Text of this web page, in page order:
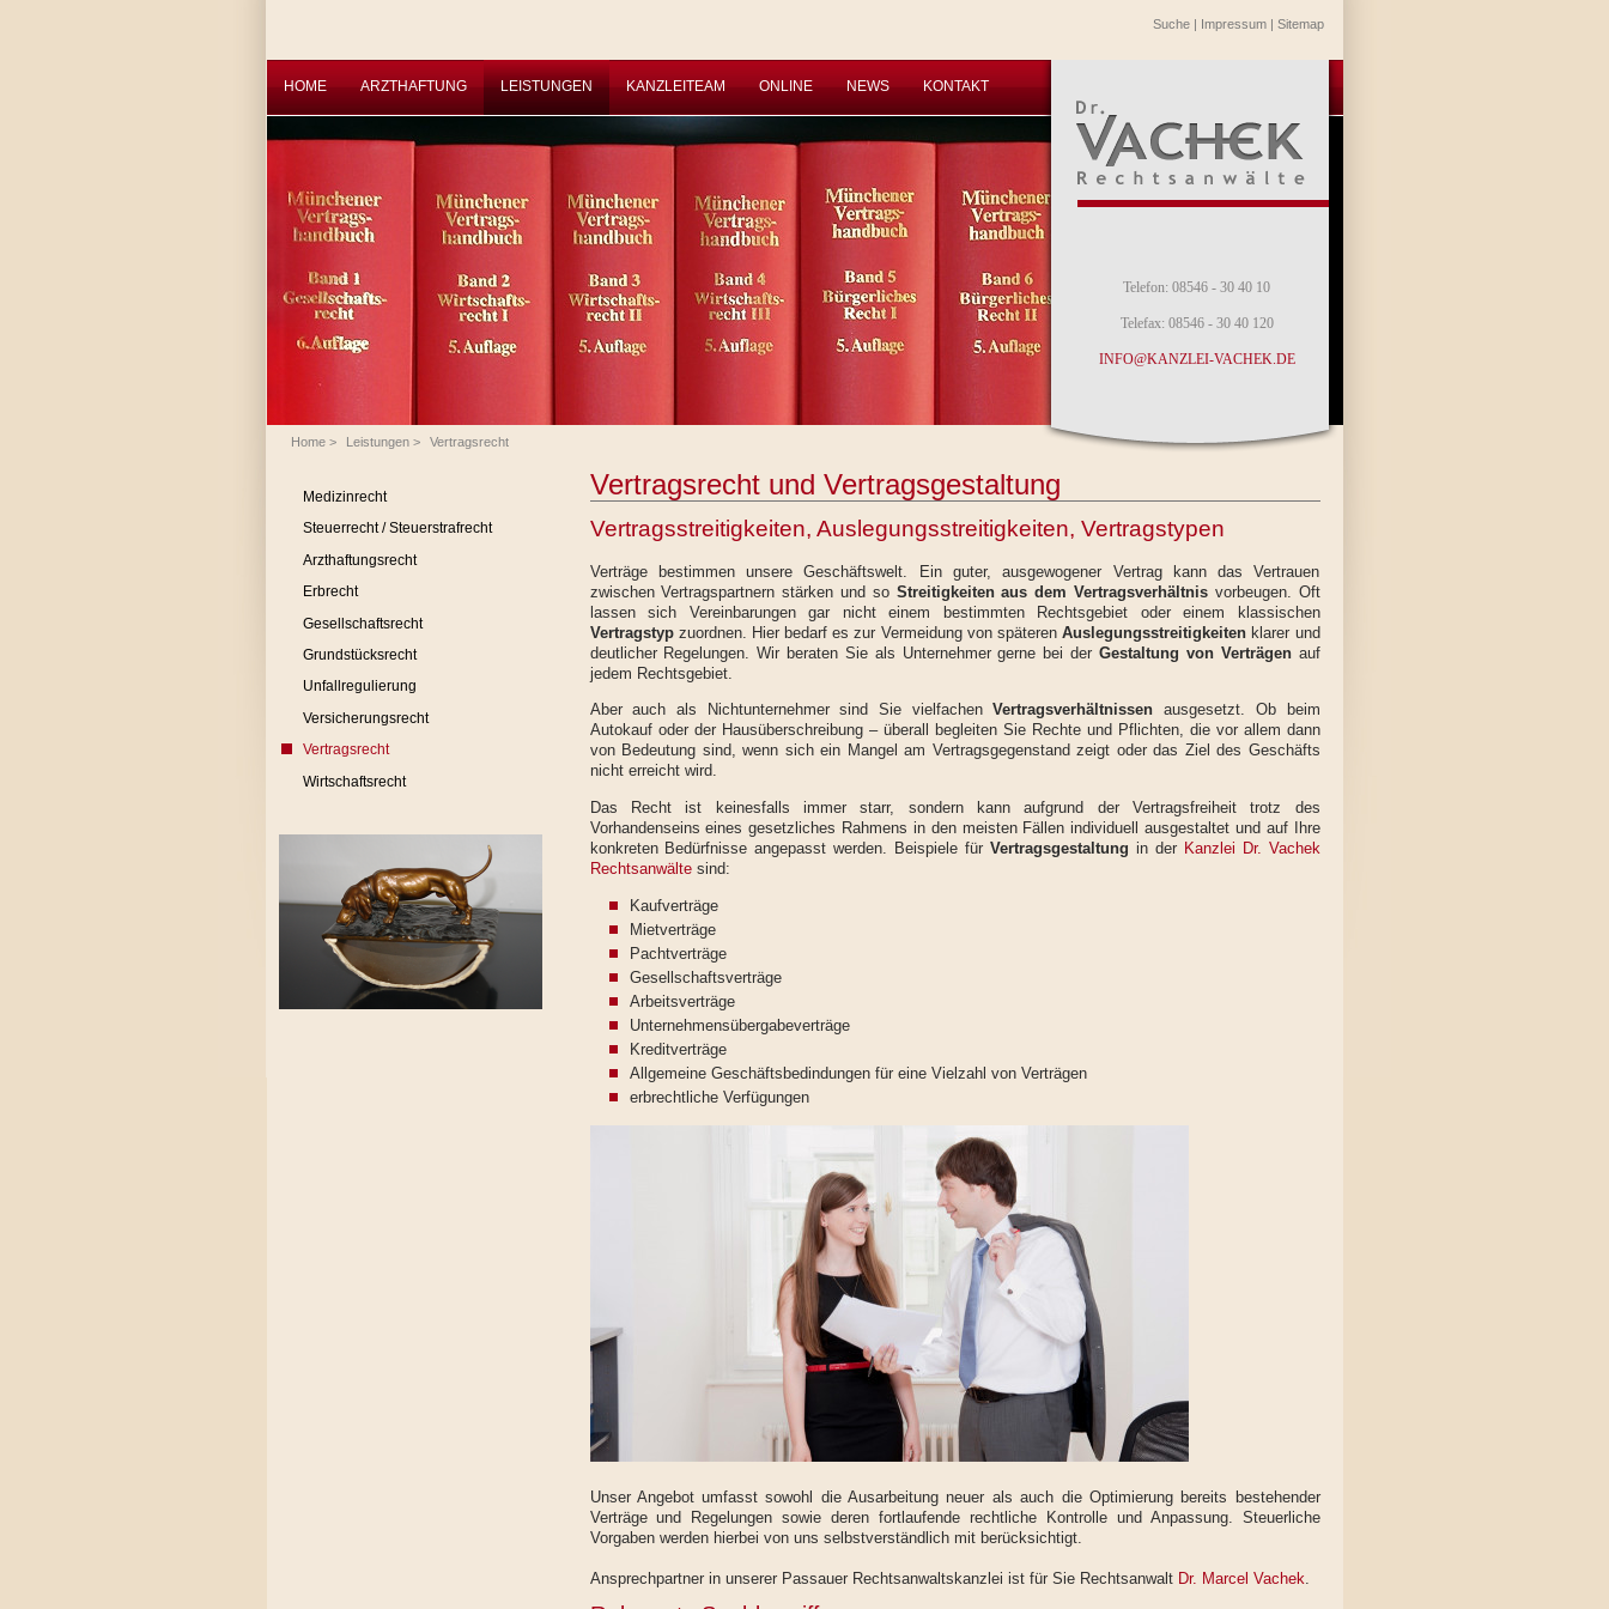
Suche| Impressum| Sitemap
HOME ARZTHAFTUNG LEISTUNGEN KANZLEITEAM ONLINE NEWS KONTAKT
Telefon: 08546 - 30 40 10
Telefax: 08546 - 30 40 120
INFO@KANZLEI-VACHEK.DE
Home> Leistungen> Vertragsrecht
Medizinrecht
Steuerrecht / Steuerstrafrecht
Arzthaftungsrecht
Erbrecht
Gesellschaftsrecht
Grundstücksrecht
Unfallregulierung
Versicherungsrecht
Vertragsrecht
Wirtschaftsrecht
Vertragsrecht und Vertragsgestaltung
Vertragsstreitigkeiten, Auslegungsstreitigkeiten, Vertragstypen
Verträge bestimmen unsere Geschäftswelt. Ein guter, ausgewogener Vertrag kann das Vertrauen
zwischen Vertragspartnern stärken und so Streitigkeiten aus dem Vertragsverhältnisvorbeugen. Oft
lassen sich Vereinbarungen gar nicht einem bestimmten Rechtsgebiet oder einem klassischen
Vertragstypzuordnen. Hier bedarf es zur Vermeidung von späterenAuslegungsstreitigkeiten klarer und
deutlicher Regelungen. Wir beraten Sie als Unternehmer gerne bei der Gestaltung von Verträgenauf
jedem Rechtsgebiet.
Aber auch als Nichtunternehmer sind Sie vielfachenVertragsverhältnissen ausgesetzt. Ob beim
Autokauf oder der Hausüberschreibung – überall begleiten Sie Rechte und Pflichten, die vor allem dann
von Bedeutung sind, wenn sich ein Mangel am Vertragsgegenstand zeigt oder das Ziel des Geschäfts
nicht erreicht wird.
Das Recht ist keinesfalls immer starr, sondern kann aufgrund der Vertragsfreiheit trotz des
Vorhandenseins eines gesetzliches Rahmens in den meisten Fällen individuell ausgestaltet und auf Ihre
konkreten Bedürfnisse angepasst werden. Beispiele für Vertragsgestaltung in der Kanzlei Dr. Vachek
Rechtsanwältesind:
Kaufverträge
Mietverträge
Pachtverträge
Gesellschaftsverträge
Arbeitsverträge
Unternehmensübergabeverträge
Kreditverträge
Allgemeine Geschäftsbedindungen für eine Vielzahl von Verträgen
erbrechtliche Verfügungen
Unser Angebot umfasst sowohl die Ausarbeitung neuer als auch die Optimierung bereits bestehender
Verträge und Regelungen sowie deren fortlaufende rechtliche Kontrolle und Anpassung. Steuerliche
Vorgaben werden hierbei von uns selbstverständlich mit berücksichtigt.
Ansprechpartner in unserer Passauer Rechtsanwaltskanzlei ist für Sie Rechtsanwalt Dr. Marcel Vachek.